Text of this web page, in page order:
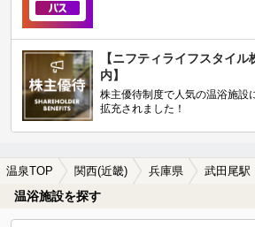
【ニフティライフスタイ
内】
株主優待制度で人気の温浴施設
拡充されました！
温泉TOP 関西(近畿) 兵庫県 武田尾駅
温浴施設を探す